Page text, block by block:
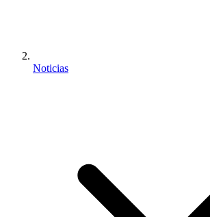
Noticias